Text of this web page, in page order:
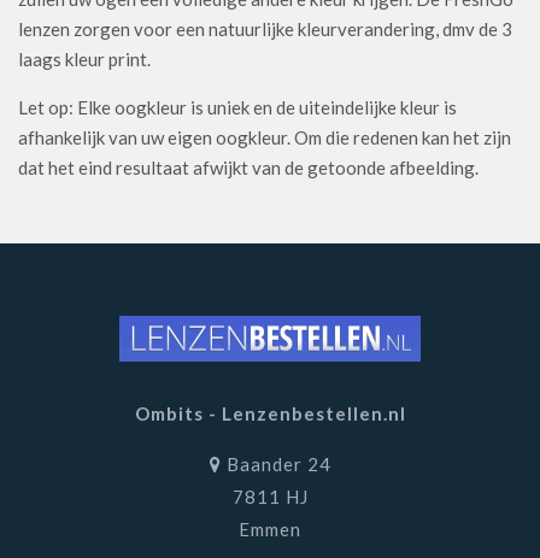
lenzen zorgen voor een natuurlijke kleurverandering, dmv de 3
laags kleur print.
Let op: Elke oogkleur is uniek en de uiteindelijke kleur is
afhankelijk van uw eigen oogkleur. Om die redenen kan het zijn
dat het eind resultaat afwijkt van de getoonde afbeelding.
Ombits - Lenzenbestellen.nl
Baander 24
7811 HJ
Emmen